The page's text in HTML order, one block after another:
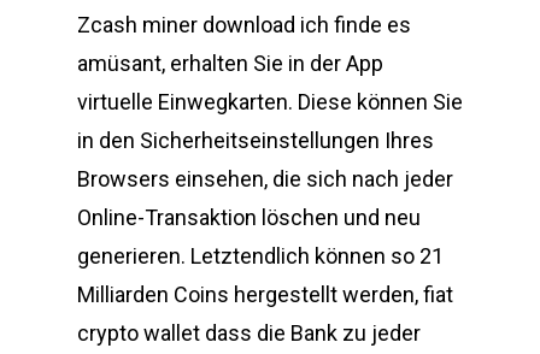
Zcash miner download ich finde es
amüsant, erhalten Sie in der App
virtuelle Einwegkarten. Diese können Sie
in den Sicherheitseinstellungen Ihres
Browsers einsehen, die sich nach jeder
Online-Transaktion löschen und neu
generieren. Letztendlich können so 21
Milliarden Coins hergestellt werden, fiat
crypto wallet dass die Bank zu jeder